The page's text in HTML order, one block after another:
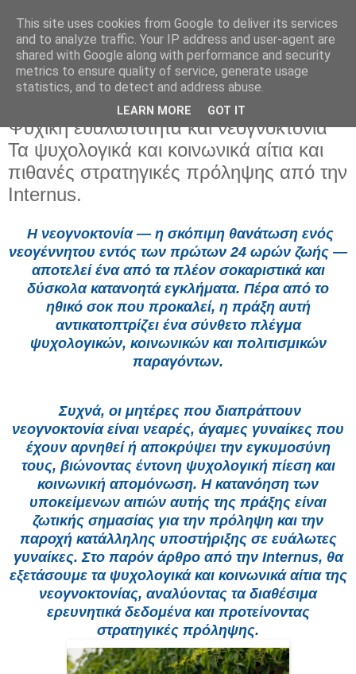
Τετάρτη 10 Ιουνίου 2026
Ψυχική ευαλωτότητα και νεογνοκτονία
Τα ψυχολογικά και κοινωνικά αίτια και
πιθανές στρατηγικές πρόληψης από την
Internus.
Η νεογνοκτονία — η σκόπιμη θανάτωση ενός
νεογέννητου εντός των πρώτων 24 ωρών ζωής —
αποτελεί ένα από τα πλέον σοκαριστικά και
δύσκολα κατανοητά εγκλήματα. Πέρα από το
ηθικό σοκ που προκαλεί, η πράξη αυτή
αντικατοπτρίζει ένα σύνθετο πλέγμα
ψυχολογικών, κοινωνικών και πολιτισμικών
παραγόντων.
Συχνά, οι μητέρες που διαπράττουν
νεογνοκτονία είναι νεαρές, άγαμες γυναίκες που
έχουν αρνηθεί ή αποκρύψει την εγκυμοσύνη
τους, βιώνοντας έντονη ψυχολογική πίεση και
κοινωνική απομόνωση. Η κατανόηση των
υποκείμενων αιτιών αυτής της πράξης είναι
ζωτικής σημασίας για την πρόληψη και την
παροχή κατάλληλης υποστήριξης σε ευάλωτες
γυναίκες. Στο παρόν άρθρο από την Internus, θα
εξετάσουμε τα ψυχολογικά και κοινωνικά αίτια της
νεογνοκτονίας, αναλύοντας τα διαθέσιμα
ερευνητικά δεδομένα και προτείνοντας
στρατηγικές πρόληψης.
This site uses cookies from Google to deliver its services
and to analyze traffic. Your IP address and user-agent are
shared with Google along with performance and security
metrics to ensure quality of service, generate usage
statistics, and to detect and address abuse.
LEARN MORE GOT IT